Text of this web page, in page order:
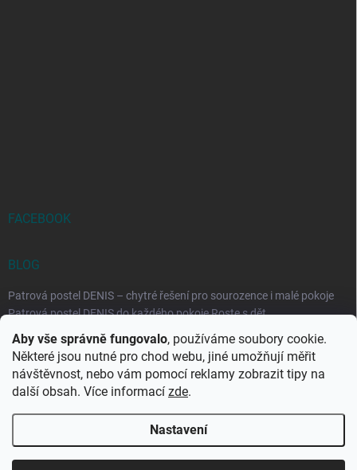
Aby vše správně fungovalo, používáme soubory cookie.
Některé jsou nutné pro chod webu, jiné umožňují měřit
návštěvnost, nebo vám pomocí reklamy zobrazit tipy na
další obsah. Více informací zde.
Nastavení
FACEBOOK
BLOG
Patrová postel DENIS – chytré řešení pro sourozence i malé pokoje
Patrová postel DENIS do každého pokoje Roste s dět...
Rozkládací postele RELAX – ideální řešení pro malé prostory i
každodenní spaní
Rozkládací postel, která se přizpůsobí vašemu živo...
Copyright 2026DK-obchod.cz. Všechna práva vyhrazena.Upravit